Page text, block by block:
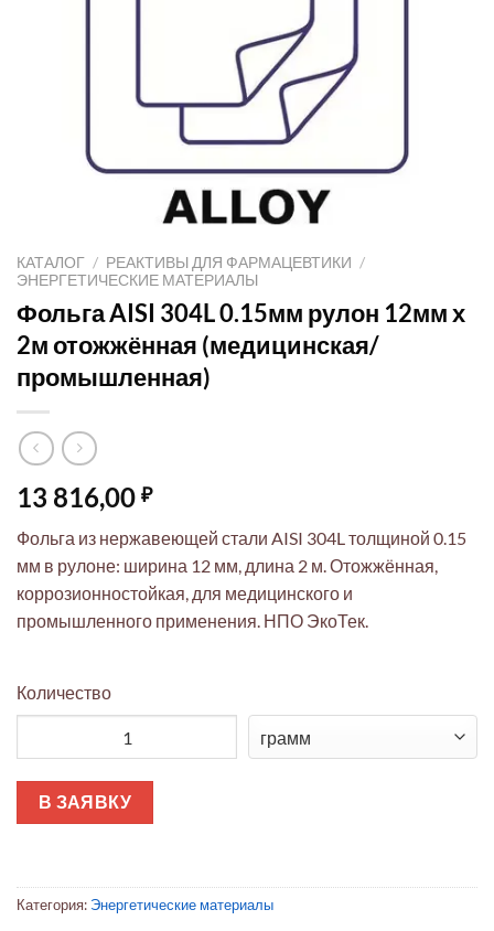
КАТАЛОГ / РЕАКТИВЫ ДЛЯ ФАРМАЦЕВТИКИ /
ЭНЕРГЕТИЧЕСКИЕ МАТЕРИАЛЫ
Фольга AISI 304L 0.15мм рулон 12мм х
2м отожжённая (медицинская/
промышленная)
13 816,00 ₽
Фольга из нержавеющей стали AISI 304L толщиной 0.15
мм в рулоне: ширина 12 мм, длина 2 м. Отожжённая,
коррозионностойкая, для медицинского и
промышленного применения. НПО ЭкоТек.
Количество
В ЗАЯВКУ
Категория: Энергетические материалы